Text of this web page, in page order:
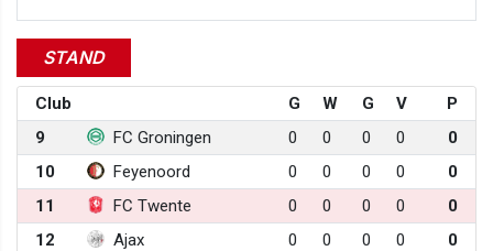
STAND
Club G W G V
P
9
FC Groningen 0 0 0 0
0
10
Feyenoord 0 0 0 0
0
11
FC Twente 0 0 0 0
0
12
Ajax 0 0 0 0
0